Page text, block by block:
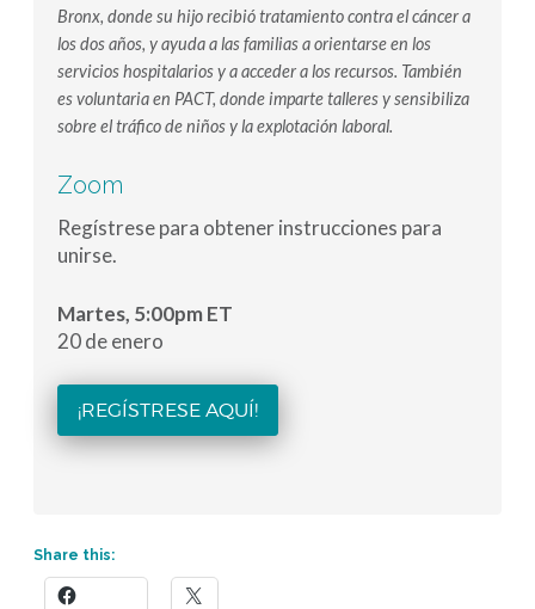
Bronx, donde su hijo recibió tratamiento contra el cáncer a
los dos años, y ayuda a las familias a orientarse en los
servicios hospitalarios y a acceder a los recursos. También
es voluntaria en PACT, donde imparte talleres y sensibiliza
sobre el tráfico de niños y la explotación laboral.
Zoom
Regístrese para obtener instrucciones para
unirse.
Martes, 5:00pm ET
20 de enero
¡REGÍSTRESE AQUÍ!
Share this: